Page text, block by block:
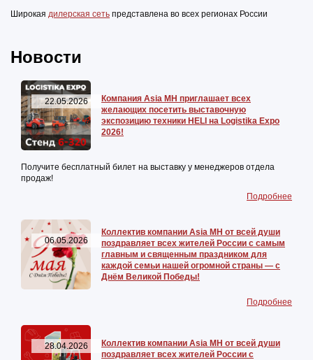
Широкая дилерская сеть представлена во всех регионах России
Новости
22.05.2026
Компания Asia MH приглашает всех
желающих посетить выставочную
экспозицию техники HELI на Logistika Expo
2026!
Получите бесплатный билет на выставку у менеджеров отдела
продаж!
Подробнее
06.05.2026
Коллектив компании Asia MH от всей души
поздравляет всех жителей России с самым
главным и священным праздником для
каждой семьи нашей огромной страны — с
Днём Великой Победы!
Подробнее
28.04.2026
Коллектив компании Asia MH от всей души
поздравляет всех жителей России с